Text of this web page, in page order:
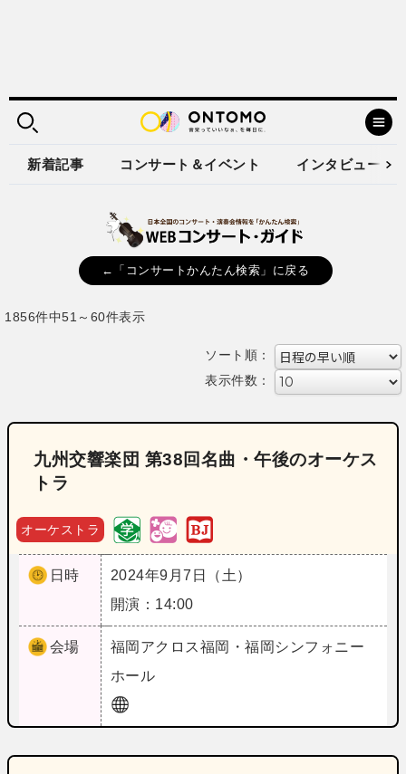
新着記事 コンサート＆イベント インタビュー
←「コンサートかんたん検索」に戻る
1856件中51～60件表示
ソート順：
表示件数：
九州交響楽団 第38回名曲・午後のオーケス
トラ
オーケストラ
日時
2024年9月7日（土）
開演：14:00
会場 福岡 アクロス福岡・福岡シンフォニー
ホール